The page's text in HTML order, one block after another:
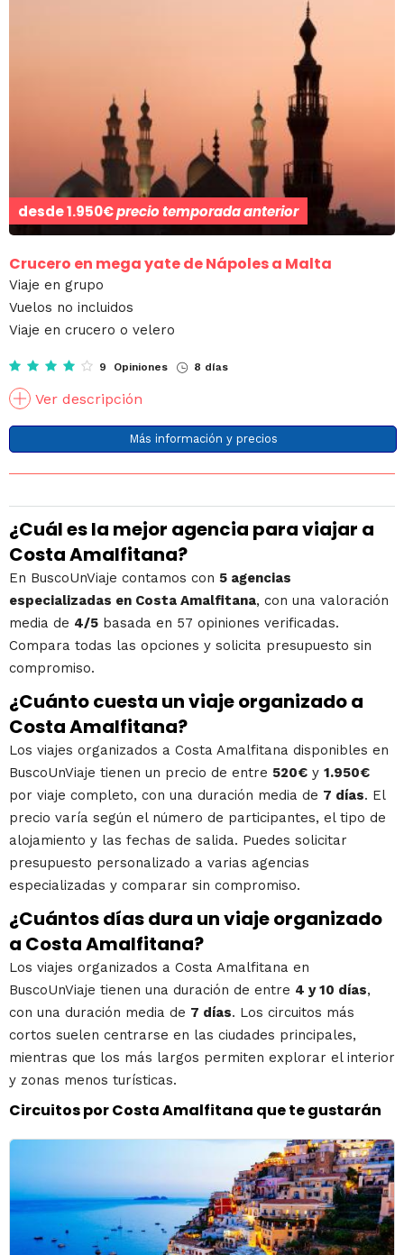
desde1.950€precio temporada anterior
Crucero en mega yate de Nápoles a Malta
Viaje en grupo
Vuelos no incluidos
Viaje en crucero o velero
9 Opiniones 8 días
Ver descripción
Más información y precios
¿Cuál es la mejor agencia para viajar a
Costa Amalfitana?
En BuscoUnViaje contamos con 5 agencias
especializadas en Costa Amalfitana, con una valoración
media de 4/5 basada en 57 opiniones verificadas.
Compara todas las opciones y solicita presupuesto sin
compromiso.
¿Cuánto cuesta un viaje organizado a
Costa Amalfitana?
Los viajes organizados a Costa Amalfitana disponibles en
BuscoUnViaje tienen un precio de entre 520€ y 1.950€
por viaje completo, con una duración media de 7 días. El
precio varía según el número de participantes, el tipo de
alojamiento y las fechas de salida. Puedes solicitar
presupuesto personalizado a varias agencias
especializadas y comparar sin compromiso.
¿Cuántos días dura un viaje organizado
a Costa Amalfitana?
Los viajes organizados a Costa Amalfitana en
BuscoUnViaje tienen una duración de entre 4 y 10 días,
con una duración media de 7 días. Los circuitos más
cortos suelen centrarse en las ciudades principales,
mientras que los más largos permiten explorar el interior
y zonas menos turísticas.
Circuitos por Costa Amalfitana que te gustarán